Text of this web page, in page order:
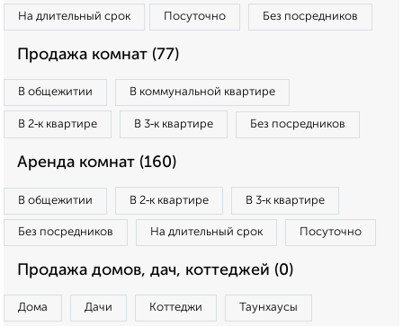
На длительный срок Посуточно Без посредников
Продажа комнат (77)
В общежитии В коммунальной квартире
В 2‑к квартире В 3‑к квартире Без посредников
Аренда комнат (160)
В общежитии В 2‑к квартире В 3‑к квартире
Без посредников На длительный срок Посуточно
Продажа домов, дач, коттеджей (0)
Дома Дачи Коттеджи Таунхаусы